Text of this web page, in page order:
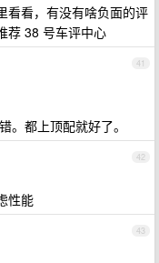
看看，有没有啥负面的评
荐 38 号车评中心
41
。都上顶配就好了。
42
性能
43